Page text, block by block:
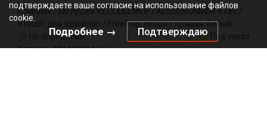
Комплект заглушек КЕССЕБЁМЕР / KESSEBOHMER еТач /
eTouch для ФриФлэп / FreeFlap, левая / правая, белый
Не определен
Артикул: 2719729966
подтверждаете ваше согласие на использование файлов
cookie.
Подробнее → Подтверждаю